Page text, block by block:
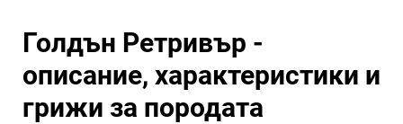
Голдън Ретривър -
описание, характеристики и
грижи за породата